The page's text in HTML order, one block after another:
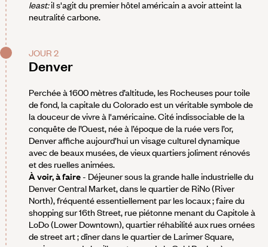
least:il s'agit du premier hôtel américain a avoir atteint la
neutralité carbone.
JOUR 2
Denver
Perchée à 1600 mètres d’altitude, les Rocheuses pour toile
de fond, la capitale du Colorado est un véritable symbole de
la douceur de vivre à l'américaine. Cité indissociable de la
conquête de l’Ouest, née à l’époque de la ruée vers l’or,
Denver affiche aujourd’hui un visage culturel dynamique
avec de beaux musées, de vieux quartiers joliment rénovés
et des ruelles animées.
À voir, à faire- Déjeuner sous la grande halle industrielle du
Denver Central Market, dans le quartier de RiNo (River
North), fréquenté essentiellement par les locaux ; faire du
shopping sur 16th Street, rue piétonne menant du Capitole à
LoDo (Lower Downtown), quartier réhabilité aux rues ornées
de street art ; dîner dans le quartier de Larimer Square,